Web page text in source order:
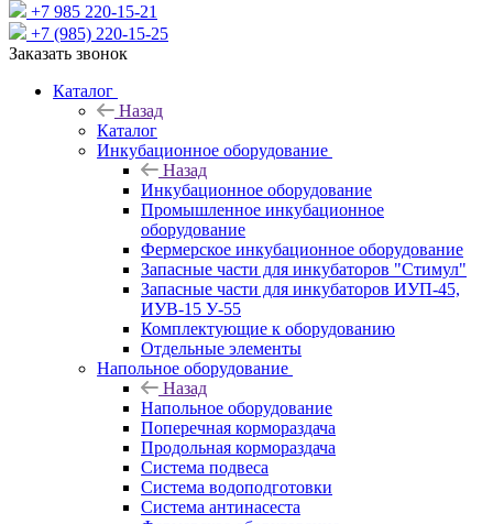
+7 985 220-15-21
+7 (985) 220-15-25
Заказать звонок
Каталог
Назад
Каталог
Инкубационное оборудование
Назад
Инкубационное оборудование
Промышленное инкубационное
оборудование
Фермерское инкубационное оборудование
Запасные части для инкубаторов "Стимул"
Запасные части для инкубаторов ИУП-45,
ИУВ-15 У-55
Комплектующие к оборудованию
Отдельные элементы
Напольное оборудование
Назад
Напольное оборудование
Поперечная кормораздача
Продольная кормораздача
Система подвеса
Система водоподготовки
Система антинасеста